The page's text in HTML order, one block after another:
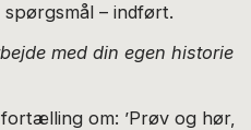
– indført.
med din egen historie
om: ’Prøv og hør,